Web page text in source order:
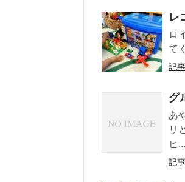
レ
ロ
て
記
グ
あ
リ
ヒ...
記